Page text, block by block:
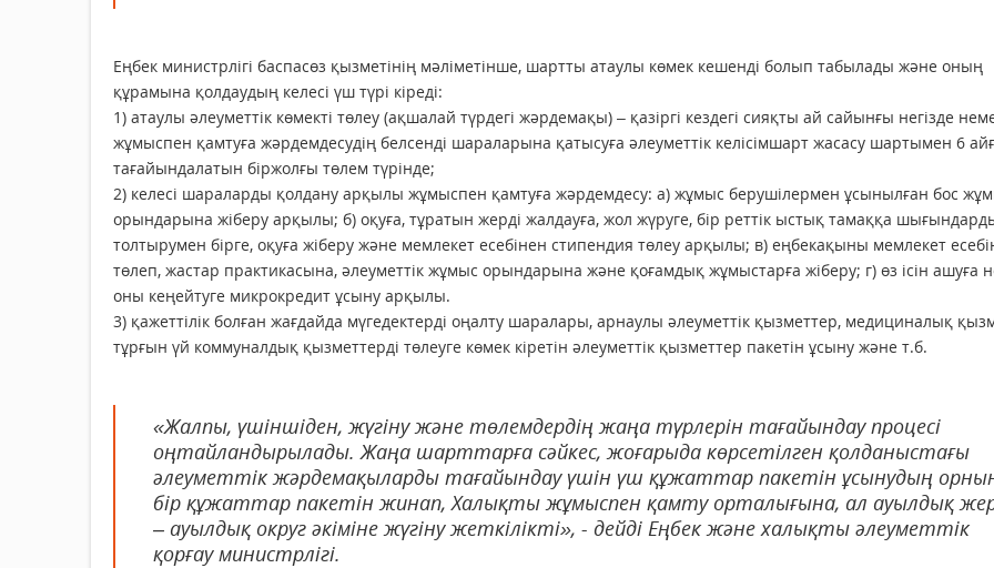
Еңбек министрлігі баспасөз қызметінің мәліметінше, шартты атаулы көмек кешенді болып табылады және оның
құрамына қолдаудың келесі үш түрі кіреді:
1) атаулы әлеуметтік көмекті төлеу (ақшалай түрдегі жәрдемақы) – қазіргі кездегі сияқты ай сайынғы негізде
жұмыспен қамтуға жәрдемдесудің белсенді шараларына қатысуға әлеуметтік келісімшарт жасасу шартымен 6
тағайындалатын біржолғы төлем түрінде;
2) келесі шараларды қолдану арқылы жұмыспен қамтуға жәрдемдесу: а) жұмыс берушілермен ұсынылған бос
орындарына жіберу арқылы; б) оқуға, тұратын жерді жалдауға, жол жүруге, бір реттік ыстық тамаққа
толтырумен бірге, оқуға жіберу және мемлекет есебінен стипендия төлеу арқылы; в) еңбекақыны мемлекет
төлеп, жастар практикасына, әлеуметтік жұмыс орындарына және қоғамдық жұмыстарға жіберу; г) өз ісін ашуға
оны кеңейтуге микрокредит ұсыну арқылы.
3) қажеттілік болған жағдайда мүгедектерді оңалту шаралары, арнаулы әлеуметтік қызметтер, медициналық
тұрғын үй коммуналдық қызметтерді төлеуге көмек кіретін әлеуметтік қызметтер пакетін ұсыну және т.б.
«Жалпы, үшіншіден, жүгіну және төлемдердің жаңа түрлерін тағайындау процесі
оңтайландырылады. Жаңа шарттарға сәйкес, жоғарыда көрсетілген қолданыстағы
әлеуметтік жәрдемақыларды тағайындау үшін үш құжаттар пакетін ұсынудың
бір құжаттар пакетін жинап, Халықты жұмыспен қамту орталығына, ал ауылдық
– ауылдық округ әкіміне жүгіну жеткілікті», - дейді Еңбек және халықты әлеуметтік
қорғау министрлігі.